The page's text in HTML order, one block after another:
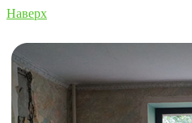
Наверх